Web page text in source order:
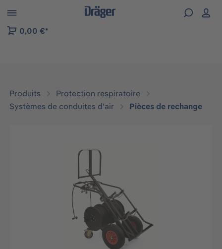
to B2B platform navigation
0,00 €*
Produits
Protection respiratoire
Systèmes de conduites d'air
Pièces de rechange
Ignorer la galerie d'images